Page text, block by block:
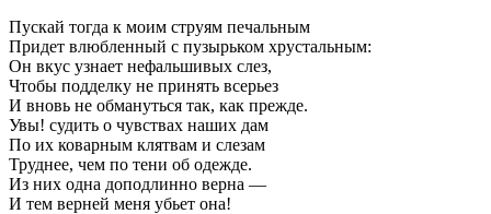
Пускай тогда к моим струям печальным
Придет влюбленный с пузырьком хрустальным:
Он вкус узнает нефальшивых слез,
Чтобы подделку не принять всерьез
И вновь не обмануться так, как прежде.
Увы! судить о чувствах наших дам
По их коварным клятвам и слезам
Труднее, чем по тени об одежде.
Из них одна доподлинно верна —
И тем верней меня убьет она!